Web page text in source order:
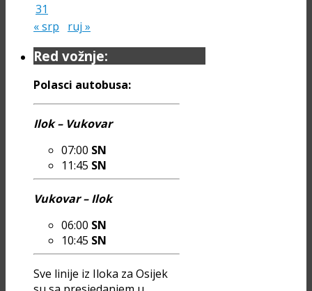
31
« srp
ruj »
Red vožnje:
Polasci autobusa:
Ilok – Vukovar
07:00 SN
11:45 SN
Vukovar – Ilok
06:00 SN
10:45 SN
Sve linije iz Iloka za Osijek